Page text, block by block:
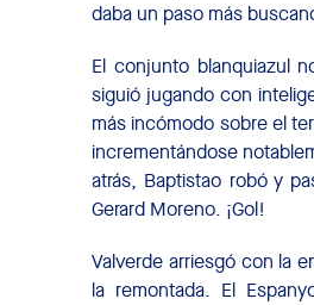
daba un paso más
El conjunto blanquiazul
siguió jugando con
más incómodo sobre el
incrementándose
atrás, Baptistao robó y
Gerard Moreno. ¡Gol!
Valverde arriesgó con la
la remontada. El